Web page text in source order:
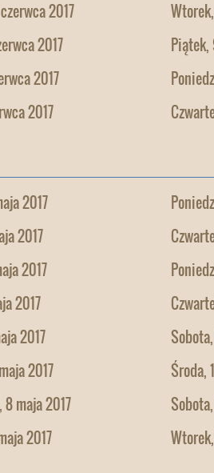
2017
2017
Piątek,
2017
2017
2017
2017
2017
2017
2017
2017
Środa,
8 maja 2017
2017